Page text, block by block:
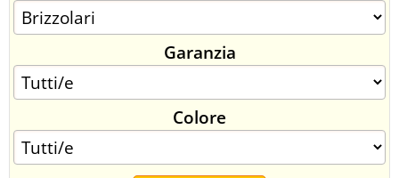
SINCRONIZZATI CON NOI
SPEDIZIONI
CONTATTI
Garanzia
Colore